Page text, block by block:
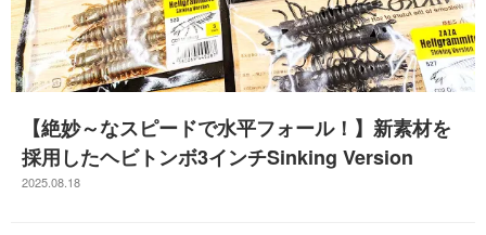
【絶妙～なスピードで水平フォール！】新素材を
採用したヘビトンボ3インチSinking Version
2025.08.18